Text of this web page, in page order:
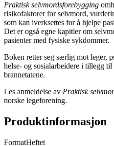
Praktisk selvmordsforebygging
risikofaktorer for selvmord,
som kan iverksettes for å hjelpe
Det er også egne kapitler om
pasienter med fysiske sykdommer.
Boken retter seg særlig mot leger,
helse- og sosialarbeidere i tillegg
brannetatene.
Les anmeldelse av Praktisk
norske legeforening.
Produktinformasjon
FormatHeftet